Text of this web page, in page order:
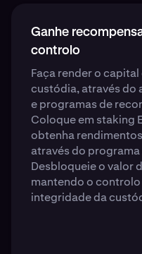
Ganhe
controlo
Faça render o
custódia, através do
e programas de
Coloque em staking
obtenha
através do programa
Desbloqueie o valor
mantendo o
integridade da